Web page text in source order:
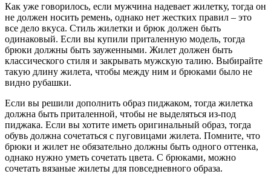
Как уже говорилось, если мужчина надевает жилетку, тогда он
не должен носить ремень, однако нет жестких правил – это
все дело вкуса. Стиль жилетки и брюк должен быть
одинаковый. Если вы купили приталенную модель, тогда
брюки должны быть зауженными. Жилет должен быть
классического стиля и закрывать мужскую талию. Выбирайте
такую длину жилета, чтобы между ним и брюками было не
видно рубашки.
Если вы решили дополнить образ пиджаком, тогда жилетка
должна быть приталенной, чтобы не выделяться из-под
пиджака. Если вы хотите иметь оригинальный образ, тогда
обувь должна сочетаться с пуговицами жилета. Помните, что
брюки и жилет не обязательно должны быть одного оттенка,
однако нужно уметь сочетать цвета. С брюками, можно
сочетать вязаные жилеты для повседневного образа.